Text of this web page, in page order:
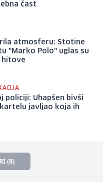
čast
atmosferu: Stotine
"Marko Polo" uglas su
hitove
policiji: Uhapšen bivši
javljao koja ih
(8)